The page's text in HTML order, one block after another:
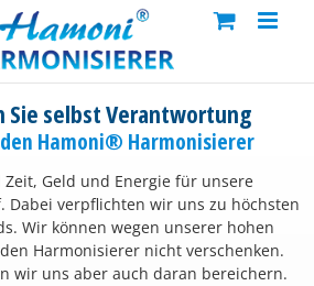
Sie selbst Verantwortung
Hamoni® Harmonisierer
Geld und Energie für unsere
Dabei verpflichten wir uns zu höchsten
Wir können wegen unserer hohen
Harmonisierer nicht verschenken.
wir uns aber auch daran bereichern.